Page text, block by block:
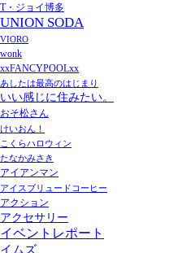
T・ジョイ博多
UNION SODA
VIORO
wonk
xxFANCYPOOLxx
あしたは最高のはじまり
いい感じに住みたい。
おそ松さん
けいおん！
こくらハロウィン
たなかみさき
アイアンマン
アイスブリュードコーヒー
アクション
アクセサリー
イベントレポート
イムズ